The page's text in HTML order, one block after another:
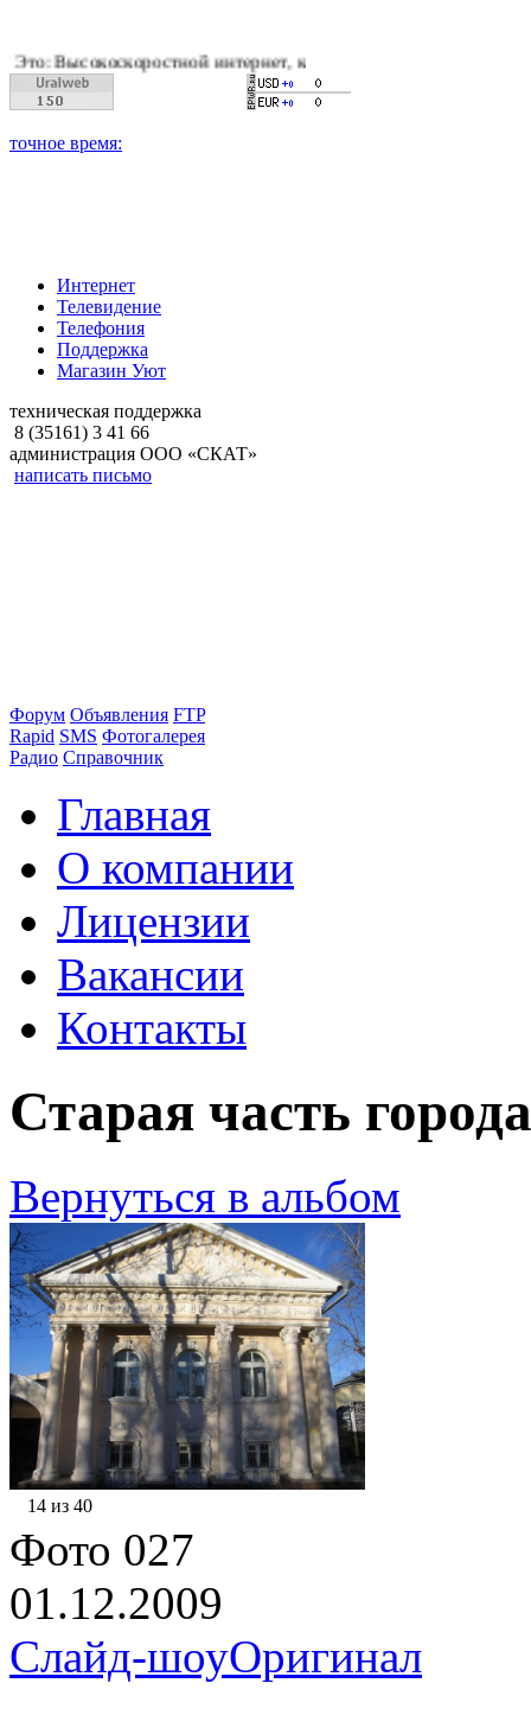
интернет, качественное цифровое и кабельное
Интернет
Телевидение
Телефония
Поддержка
Магазин Уют
техническая поддержка
8 (35161) 3 41 66
администрация ООО «СКАТ»
написать письмо
Форум Объявления FTP
Rapid SMS Фотогалерея
Радио Справочник
Главная
О компании
Лицензии
Вакансии
Контакты
Старая часть
Вернуться в альбом
14 из 40
Фото 027
01.12.2009
Слайд-шоуОригинал